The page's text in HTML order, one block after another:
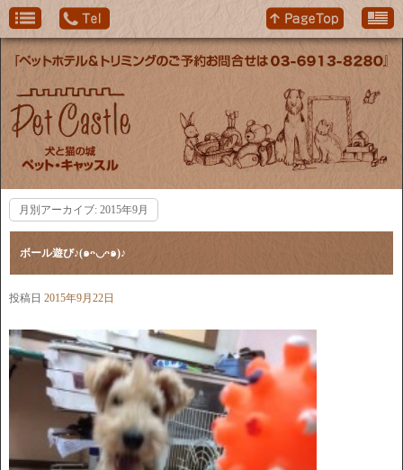
月別アーカイブ: 2015年9月
ボール遊び♪(๑ᴖ◡ᴖ๑)♪
投稿日 2015年9月22日